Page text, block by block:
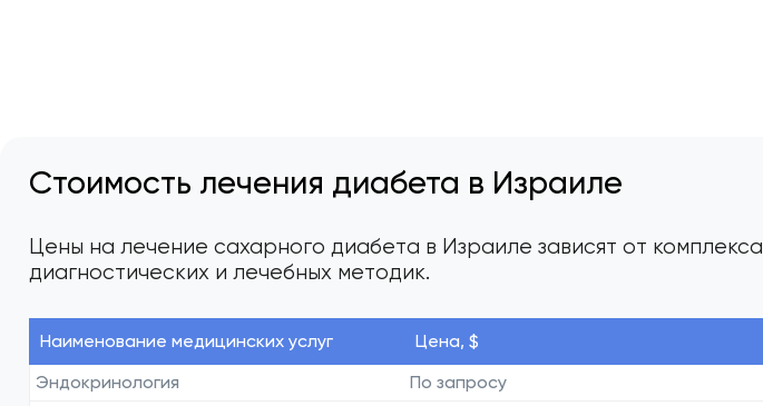
Стоимость лечения диабета в Израиле
Цены на лечение сахарного диабета в Израиле зависят от комплекса
диагностических и лечебных методик.
Наименование медицинских услуг
Цена, $
Эндокринология
По запросу